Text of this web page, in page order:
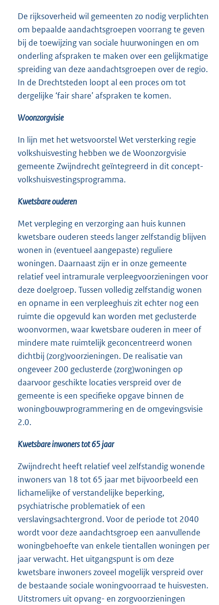
De rijksoverheid wil gemeenten zo nodig verplichten
om bepaalde aandachtsgroepen voorrang te geven
bij de toewijzing van sociale huurwoningen en om
onderling afspraken te maken over een gelijkmatige
spreiding van deze aandachtsgroepen over de regio.
In de Drechtsteden loopt al een proces om tot
dergelijke ‘fair share’ afspraken te komen.
Woonzorgvisie
In lijn met het wetsvoorstel Wet versterking regie
volkshuisvesting hebben we de Woonzorgvisie
gemeente Zwijndrecht geïntegreerd in dit concept-
volkshuisvestingsprogramma.
Kwetsbare ouderen
Met verpleging en verzorging aan huis kunnen
kwetsbare ouderen steeds langer zelfstandig blijven
wonen in (eventueel aangepaste) reguliere
woningen. Daarnaast zijn er in onze gemeente
relatief veel intramurale verpleegvoorzieningen voor
deze doelgroep. Tussen volledig zelfstandig wonen
en opname in een verpleeghuis zit echter nog een
ruimte die opgevuld kan worden met geclusterde
woonvormen, waar kwetsbare ouderen in meer of
mindere mate ruimtelijk geconcentreerd wonen
dichtbij (zorg)voorzieningen. De realisatie van
ongeveer 200 geclusterde (zorg)woningen op
daarvoor geschikte locaties verspreid over de
gemeente is een specifieke opgave binnen de
woningbouwprogrammering en de omgevingsvisie
2.0.
Kwetsbare inwoners tot 65 jaar
Zwijndrecht heeft relatief veel zelfstandig wonende
inwoners van 18 tot 65 jaar met bijvoorbeeld een
lichamelijke of verstandelijke beperking,
psychiatrische problematiek of een
verslavingsachtergrond. Voor de periode tot 2040
wordt voor deze aandachtsgroep een aanvullende
woningbehoefte van enkele tientallen woningen per
jaar verwacht. Het uitgangspunt is om deze
kwetsbare inwoners zoveel mogelijk verspreid over
de bestaande sociale woningvoorraad te huisvesten.
Uitstromers uit opvang- en zorgvoorzieningen